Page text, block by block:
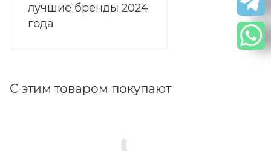
лучшие бренды 2024
года
С этим товаром покупают